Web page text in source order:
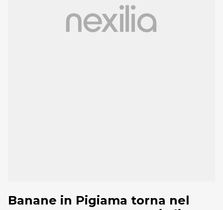
Banane in Pigiama torna nel